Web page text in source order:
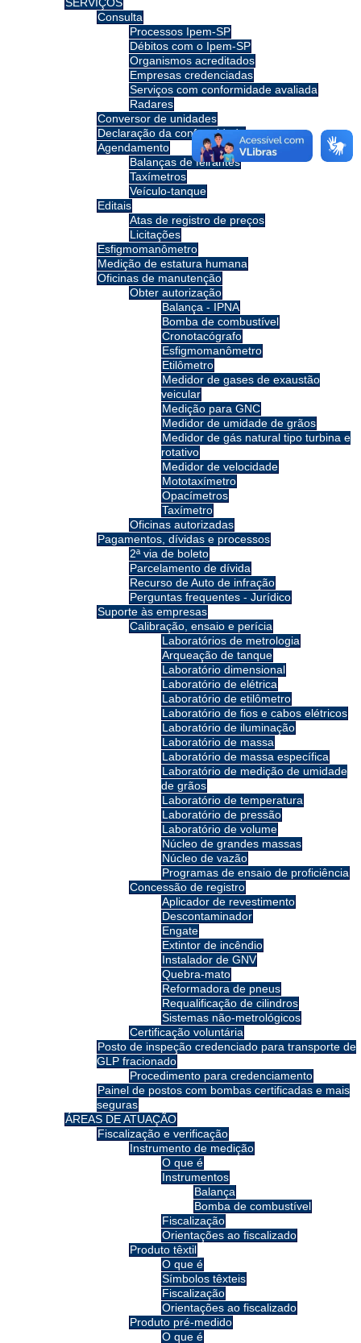
Consulta
Processos Ipem-SP
Débitos com o Ipem-SP
Organismos acreditados
Empresas credenciadas
Serviços com conformidade avaliada
Radares
Conversor de unidades
Declaração da conformidade
Agendamento
Balanças de feirantes
Taxímetros
Veículo-tanque
Editais
Atas de registro de preços
Licitações
Esfigmomanômetro
Medição de estatura humana
Oficinas de manutenção
Obter autorização
Balança - IPNA
Bomba de combustível
Cronotacógrafo
Esfigmomanômetro
Etilômetro
Medidor de gases de exaustão
veicular
Medição para GNC
Medidor de umidade de grãos
Medidor de gás natural tipo turbina e
rotativo
Medidor de velocidade
Mototaxímetro
Opacímetros
Taxímetro
Oficinas autorizadas
Pagamentos, dívidas e processos
2ª via de boleto
Parcelamento de dívida
Recurso de Auto de infração
Perguntas frequentes - Jurídico
Suporte às empresas
Calibração, ensaio e perícia
Laboratórios de metrologia
Arqueação de tanque
Laboratório dimensional
Laboratório de elétrica
Laboratório de etilômetro
Laboratório de fios e cabos elétricos
Laboratório de iluminação
Laboratório de massa
Laboratório de massa específica
Laboratório de medição de umidade
de grãos
Laboratório de temperatura
Laboratório de pressão
Laboratório de volume
Núcleo de grandes massas
Núcleo de vazão
Programas de ensaio de proficiência
Concessão de registro
Aplicador de revestimento
Descontaminador
Engate
Extintor de incêndio
Instalador de GNV
Quebra-mato
Reformadora de pneus
Requalificação de cilindros
Sistemas não-metrológicos
Certificação voluntária
Posto de inspeção credenciado para transporte de
GLP fracionado
Procedimento para credenciamento
Painel de postos com bombas certificadas e mais
seguras
ÁREAS DE ATUAÇÃO
Fiscalização e verificação
Instrumento de medição
O que é
Instrumentos
Balança
Bomba de combustível
Fiscalização
Orientações ao fiscalizado
Produto têxtil
O que é
Símbolos têxteis
Fiscalização
Orientações ao fiscalizado
Produto pré-medido
O que é